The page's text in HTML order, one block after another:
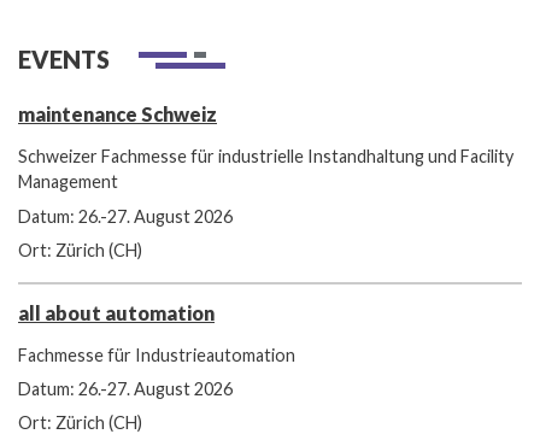
EVENTS
maintenance Schweiz
Schweizer Fachmesse für industrielle Instandhaltung und Facility
Management
Datum: 26.-27. August 2026
Ort: Zürich (CH)
all about automation
Fachmesse für Industrieautomation
Datum: 26.-27. August 2026
Ort: Zürich (CH)